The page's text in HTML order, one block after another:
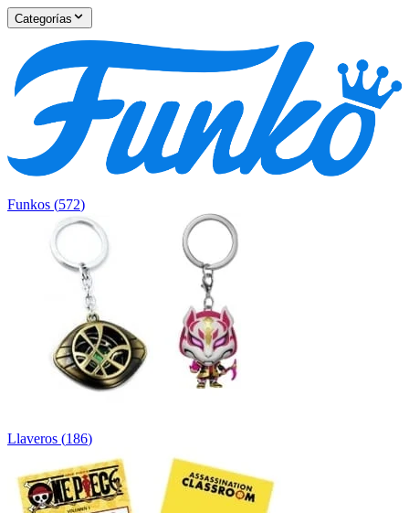
Categorías
Funkos (572)
Llaveros (186)